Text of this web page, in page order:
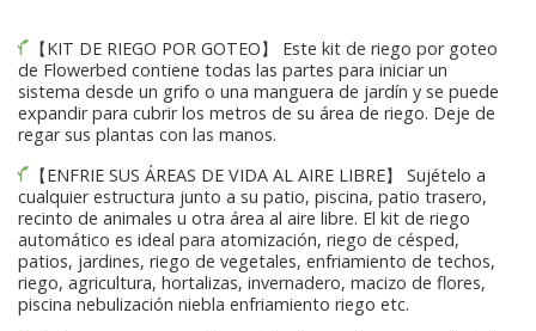
【KIT DE RIEGO POR GOTEO】 Este kit de riego por goteo
de Flowerbed contiene todas las partes para iniciar un
sistema desde un grifo o una manguera de jardín y se puede
expandir para cubrir los metros de su área de riego. Deje de
regar sus plantas con las manos.
【ENFRIE SUS ÁREAS DE VIDA AL AIRE LIBRE】 Sujételo a
cualquier estructura junto a su patio, piscina, patio trasero,
recinto de animales u otra área al aire libre. El kit de riego
automático es ideal para atomización, riego de césped,
patios, jardines, riego de vegetales, enfriamiento de techos,
riego, agricultura, hortalizas, invernadero, macizo de flores,
piscina nebulización niebla enfriamiento riego etc.